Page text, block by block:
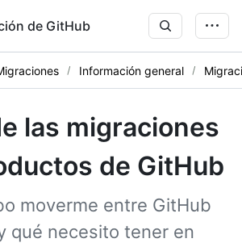
de GitHub
Información general
las migraciones
de GitHub
moverme entre GitHub
qué necesito tener en